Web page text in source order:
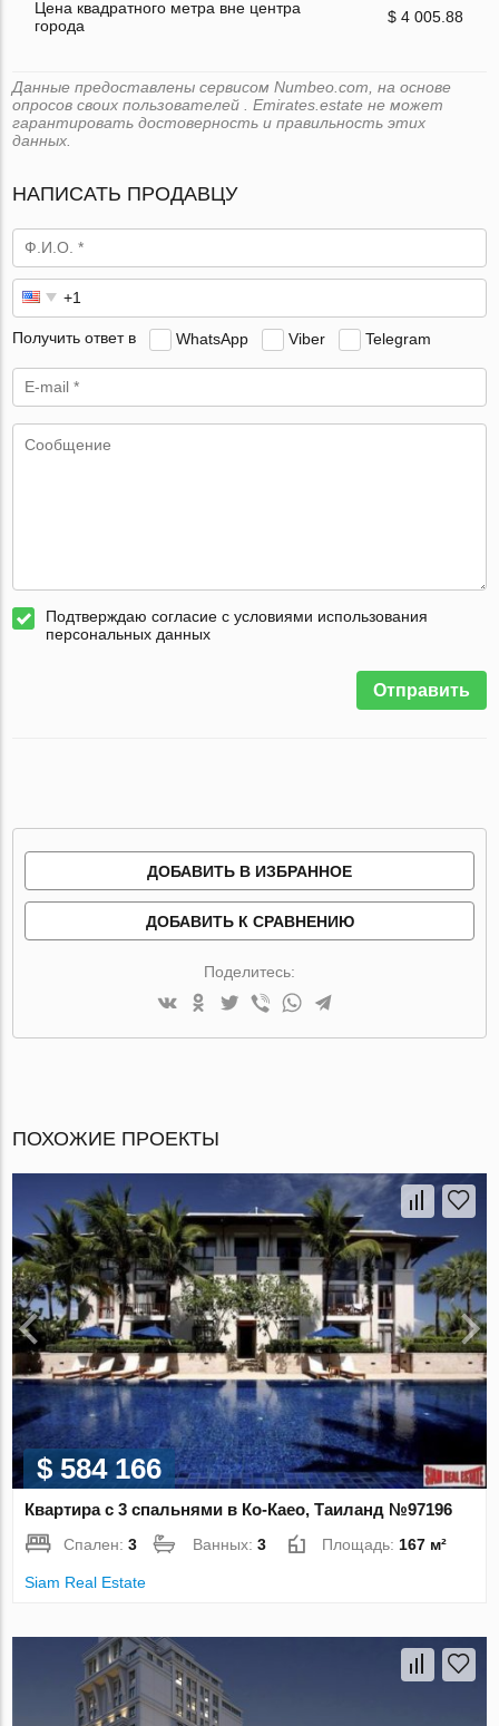
Цена квадратного метра вне центра
города
$ 4 005.88
Данные предоставлены сервисом Numbeo.com, на основе
опросов своих пользователей . Emirates.estate не может
гарантировать достоверность и правильность этих
данных.
НАПИСАТЬ ПРОДАВЦУ
Получить ответ в WhatsApp Viber Telegram
Подтверждаю согласие с условиями использования
персональных данных
Отправить
ДОБАВИТЬ В ИЗБРАННОЕ
ДОБАВИТЬ К СРАВНЕНИЮ
Поделитесь:
ПОХОЖИЕ ПРОЕКТЫ
$ 584 166
Квартира с 3 спальнями в Ко-Каео, Таиланд №97196
Спален:3 Ванных:3 Площадь:167 м²
Siam Real Estate